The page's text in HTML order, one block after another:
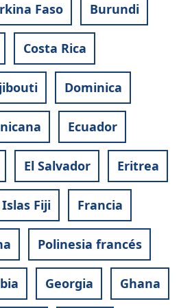
Faso Burundi
Costa Rica
Dominica
Ecuador
El Salvador Eritrea
Islas Fiji Francia
Polinesia francés
Georgia Ghana